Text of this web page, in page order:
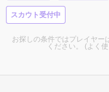
スカウト受付中
お探しの条件ではプレイヤー
ください。 (よく